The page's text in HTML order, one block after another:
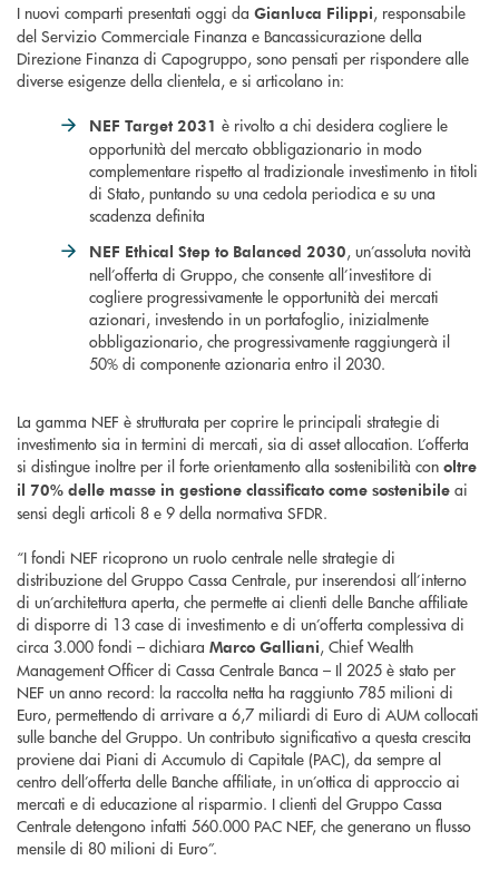
I nuovi comparti presentati oggi da Gianluca Filippi, responsabile
del Servizio Commerciale Finanza e Bancassicurazione della
Direzione Finanza di Capogruppo, sono pensati per rispondere alle
diverse esigenze della clientela, e si articolano in:
NEF Target 2031 è rivolto a chi desidera cogliere le
opportunità del mercato obbligazionario in modo
complementare rispetto al tradizionale investimento in titoli
di Stato, puntando su una cedola periodica e su una
scadenza definita
NEF Ethical Step to Balanced 2030, un’assoluta novità
nell’offerta di Gruppo, che consente all’investitore di
cogliere progressivamente le opportunità dei mercati
azionari, investendo in un portafoglio, inizialmente
obbligazionario, che progressivamente raggiungerà il
50% di componente azionaria entro il 2030.
La gamma NEF è strutturata per coprire le principali strategie di
investimento sia in termini di mercati, sia di asset allocation. L’offerta
si distingue inoltre per il forte orientamento alla sostenibilità con oltre
il 70% delle masse in gestione classificato come sostenibile ai
sensi degli articoli 8 e 9 della normativa SFDR.
“I fondi NEF ricoprono un ruolo centrale nelle strategie di
distribuzione del Gruppo Cassa Centrale, pur inserendosi all’interno
di un’architettura aperta, che permette ai clienti delle Banche affiliate
di disporre di 13 case di investimento e di un’offerta complessiva di
circa 3.000 fondi – dichiara Marco Galliani, Chief Wealth
Management Officer di Cassa Centrale Banca – Il 2025 è stato per
NEF un anno record: la raccolta netta ha raggiunto 785 milioni di
Euro, permettendo di arrivare a 6,7 miliardi di Euro di AUM collocati
sulle banche del Gruppo. Un contributo significativo a questa crescita
proviene dai Piani di Accumulo di Capitale (PAC), da sempre al
centro dell’offerta delle Banche affiliate, in un’ottica di approccio ai
mercati e di educazione al risparmio. I clienti del Gruppo Cassa
Centrale detengono infatti 560.000 PAC NEF, che generano un flusso
mensile di 80 milioni di Euro”.